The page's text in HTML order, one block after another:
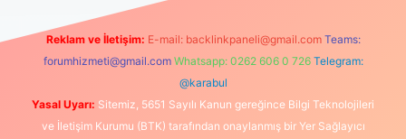
Reklam ve İletişim: E-mail: backlinkpaneli@gmail.com Teams:
forumhizmeti@gmail.com Whatsapp: 0262 606 0 726 Telegram:
@karabul
Yasal Uyarı: Sitemiz, 5651 Sayılı Kanun gereğince Bilgi Teknolojileri
ve İletişim Kurumu (BTK) tarafından onaylanmış bir Yer Sağlayıcı